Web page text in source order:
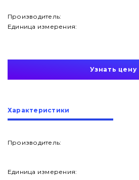
О нас
Контакты
Вакансии
Производитель:
Единица измерения:
Узнать цену
Характеристики
Производитель:
Единица измерения: